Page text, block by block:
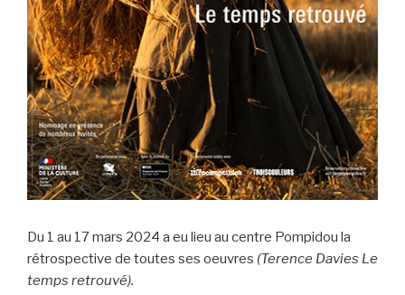
Du 1 au 17 mars 2024 a eu lieu au centre Pompidou la
rétrospective de toutes ses oeuvres (Terence Davies Le
temps retrouvé).